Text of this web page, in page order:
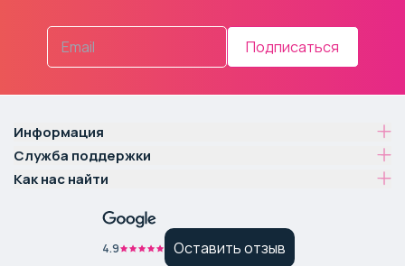
Подписаться
Информация
Служба поддержки
Как нас найти
4.9 Оставить отзыв